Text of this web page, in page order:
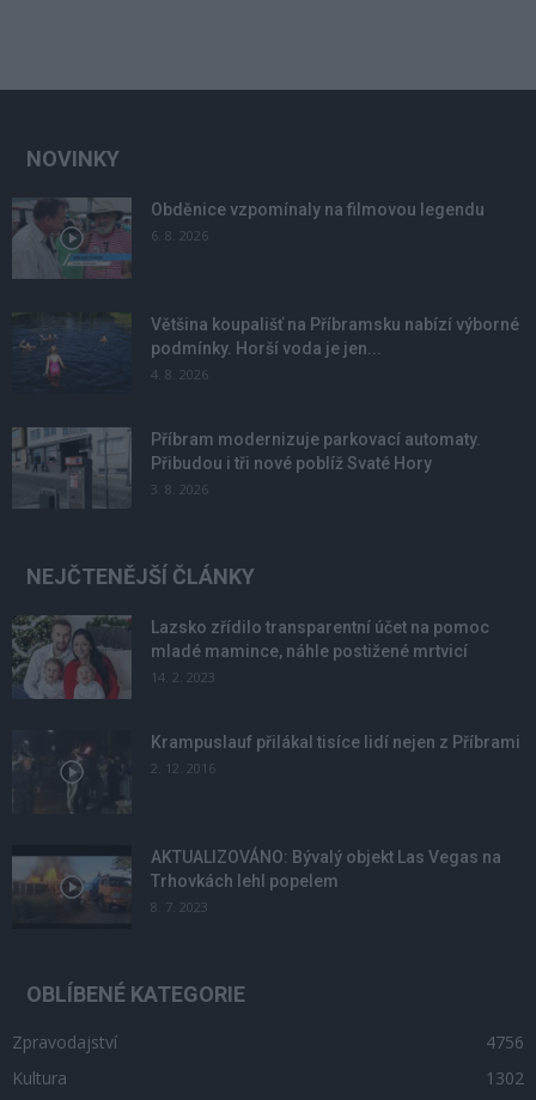
NOVINKY
Obděnice vzpomínaly na filmovou legendu
6. 8. 2026
Většina koupališť na Příbramsku nabízí výborné
podmínky. Horší voda je jen...
4. 8. 2026
Příbram modernizuje parkovací automaty.
Přibudou i tři nové poblíž Svaté Hory
3. 8. 2026
NEJČTENĚJŠÍ ČLÁNKY
Lazsko zřídilo transparentní účet na pomoc
mladé mamince, náhle postižené mrtvicí
14. 2. 2023
Krampuslauf přilákal tisíce lidí nejen z Příbrami
2. 12. 2016
AKTUALIZOVÁNO: Bývalý objekt Las Vegas na
Trhovkách lehl popelem
8. 7. 2023
OBLÍBENÉ KATEGORIE
Zpravodajství
4756
Kultura
1302